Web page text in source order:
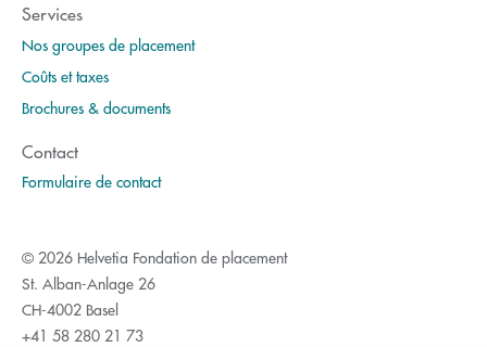
Services
Nos groupes de placement
Coûts et taxes
Brochures & documents
Contact
Formulaire de contact
© 2026 Helvetia Fondation de placement
St. Alban-Anlage 26
CH-4002 Basel
+41 58 280 21 73